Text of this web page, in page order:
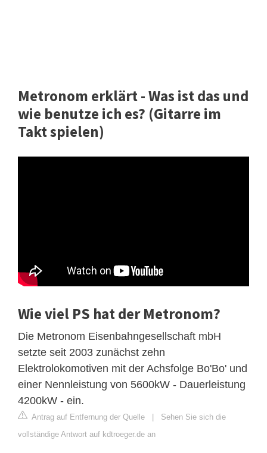
Metronom erklärt - Was ist das und
wie benutze ich es? (Gitarre im
Takt spielen)
Wie viel PS hat der Metronom?
Die Metronom Eisenbahngesellschaft mbH
setzte seit 2003 zunächst zehn
Elektrolokomotiven mit der Achsfolge Bo'Bo' und
einer Nennleistung von 5600kW - Dauerleistung
4200kW - ein.
Antrag auf Entfernung der Quelle | Sehen Sie sich die
vollständige Antwort auf kdtroeger.de an